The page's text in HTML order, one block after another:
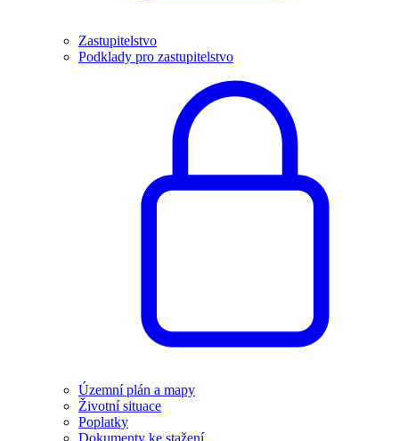
Zastupitelstvo
Podklady pro zastupitelstvo
Územní plán a mapy
Životní situace
Poplatky